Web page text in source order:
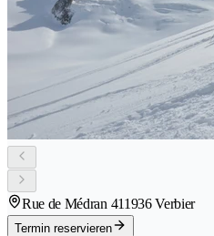
Rue de Médran 411936 Verbier
Termin reservieren